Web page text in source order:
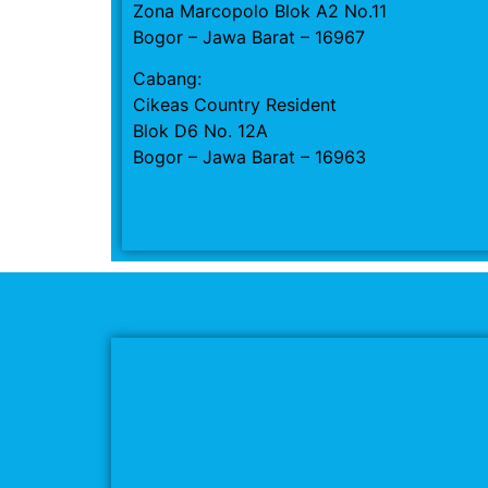
Zona Marcopolo Blok A2 No.11
Bogor – Jawa Barat – 16967
Cabang:
Cikeas Country Resident
Blok D6 No. 12A
Bogor – Jawa Barat – 16963